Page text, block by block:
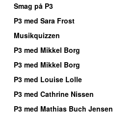
Smag på P3
P3 med Sara Frost
Musikquizzen
P3 med Mikkel Borg
P3 med Mikkel Borg
P3 med Louise Lolle
P3 med Cathrine Nissen
P3 med Mathias Buch Jensen